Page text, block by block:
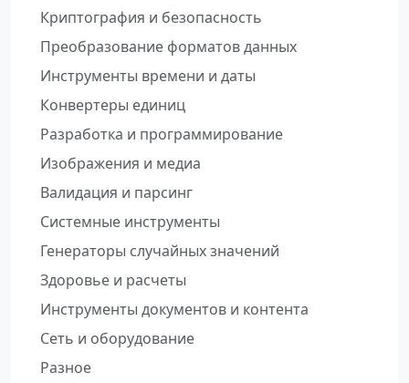
Криптография и безопасность
Преобразование форматов данных
Инструменты времени и даты
Конвертеры единиц
Разработка и программирование
Изображения и медиа
Валидация и парсинг
Системные инструменты
Генераторы случайных значений
Здоровье и расчеты
Инструменты документов и контента
Сеть и оборудование
Разное